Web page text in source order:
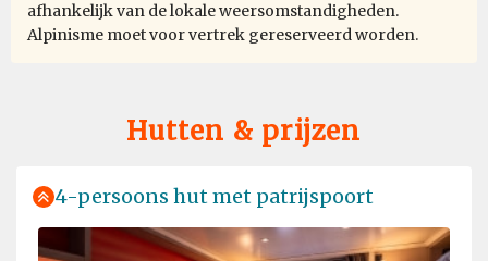
afhankelijk van de lokale weersomstandigheden.
Alpinisme moet voor vertrek gereserveerd worden.
Hutten & prijzen
4-persoons hut met patrijspoort